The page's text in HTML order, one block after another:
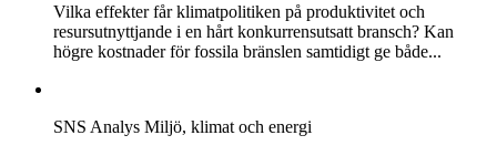
Vilka effekter får klimatpolitiken på produktivitet och
resursutnyttjande i en hårt konkurrensutsatt bransch? Kan
högre kostnader för fossila bränslen samtidigt ge både...
SNS Analys Miljö, klimat och energi